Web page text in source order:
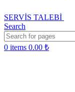
SERVİS TALEBİ
Search
0 items 0.00 ₺